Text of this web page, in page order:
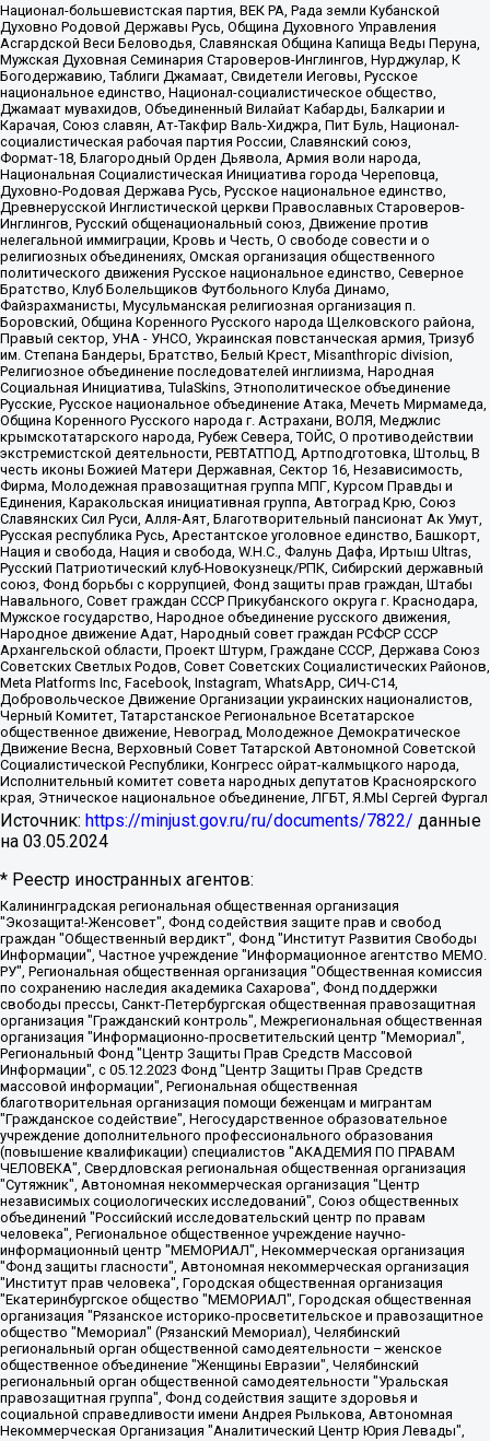
Национал-большевистская партия, ВЕК РА, Рада земли Кубанской
Духовно Родовой Державы Русь, Община Духовного Управления
Асгардской Веси Беловодья, Славянская Община Капища Веды Перуна,
Мужская Духовная Семинария Староверов-Инглингов, Нурджулар, К
Богодержавию, Таблиги Джамаат, Свидетели Иеговы, Русское
национальное единство, Национал-социалистическое общество,
Джамаат мувахидов, Объединенный Вилайат Кабарды, Балкарии и
Карачая, Союз славян, Ат-Такфир Валь-Хиджра, Пит Буль, Национал-
социалистическая рабочая партия России, Славянский союз,
Формат-18, Благородный Орден Дьявола, Армия воли народа,
Национальная Социалистическая Инициатива города Череповца,
Духовно-Родовая Держава Русь, Русское национальное единство,
Древнерусской Инглистической церкви Православных Староверов-
Инглингов, Русский общенациональный союз, Движение против
нелегальной иммиграции, Кровь и Честь, О свободе совести и о
религиозных объединениях, Омская организация общественного
политического движения Русское национальное единство, Северное
Братство, Клуб Болельщиков Футбольного Клуба Динамо,
Файзрахманисты, Мусульманская религиозная организация п.
Боровский, Община Коренного Русского народа Щелковского района,
Правый сектор, УНА - УНСО, Украинская повстанческая армия, Тризуб
им. Степана Бандеры, Братство, Белый Крест, Misanthropic division,
Религиозное объединение последователей инглиизма, Народная
Социальная Инициатива, TulaSkins, Этнополитическое объединение
Русские, Русское национальное объединение Атака, Мечеть Мирмамеда,
Община Коренного Русского народа г. Астрахани, ВОЛЯ, Меджлис
крымскотатарского народа, Рубеж Севера, ТОЙС, О противодействии
экстремистской деятельности, РЕВТАТПОД, Артподготовка, Штольц, В
честь иконы Божией Матери Державная, Сектор 16, Независимость,
Фирма, Молодежная правозащитная группа МПГ, Курсом Правды и
Единения, Каракольская инициативная группа, Автоград Крю, Союз
Славянских Сил Руси, Алля-Аят, Благотворительный пансионат Ак Умут,
Русская республика Русь, Арестантское уголовное единство, Башкорт,
Нация и свобода, Нация и свобода, W.H.С., Фалунь Дафа, Иртыш Ultras,
Русский Патриотический клуб-Новокузнецк/РПК, Сибирский державный
союз, Фонд борьбы с коррупцией, Фонд защиты прав граждан, Штабы
Навального, Совет граждан СССР Прикубанского округа г. Краснодара,
Мужское государство, Народное объединение русского движения,
Народное движение Адат, Народный совет граждан РСФСР СССР
Архангельской области, Проект Штурм, Граждане СССР, Держава Союз
Советских Светлых Родов, Совет Советских Социалистических Районов,
Meta Platforms Inc, Facebook, Instagram, WhatsApp, СИЧ-С14,
Добровольческое Движение Организации украинских националистов,
Черный Комитет, Татарстанское Региональное Всетатарское
общественное движение, Невоград, Молодежное Демократическое
Движение Весна, Верховный Совет Татарской Автономной Советской
Социалистической Республики, Конгресс ойрат-калмыцкого народа,
Исполнительный комитет совета народных депутатов Красноярского
края, Этническое национальное объединение, ЛГБТ, Я.МЫ Сергей Фургал
Источник: https://minjust.gov.ru/ru/documents/7822/ данные
на 03.05.2024
* Реестр иностранных агентов:
Калининградская региональная общественная организация "Экозащита!-Женсовет", Фонд содействия защите прав и свобод граждан "Общественный вердикт", Фонд "Институт Развития Свободы Информации", Частное учреждение "Информационное агентство МЕМО. РУ", Региональная общественная организация "Общественная комиссия по сохранению наследия академика Сахарова", Фонд поддержки свободы прессы, Санкт-Петербургская общественная правозащитная организация "Гражданский контроль", Межрегиональная общественная организация "Информационно-просветительский центр "Мемориал", Региональный Фонд "Центр Защиты Прав Средств Массовой Информации", с 05.12.2023 Фонд "Центр Защиты Прав Средств массовой информации", Региональная общественная благотворительная организация помощи беженцам и мигрантам "Гражданское содействие", Негосударственное образовательное учреждение дополнительного профессионального образования (повышение квалификации) специалистов "АКАДЕМИЯ ПО ПРАВАМ ЧЕЛОВЕКА", Свердловская региональная общественная организация "Сутяжник", Автономная некоммерческая организация "Центр независимых социологических исследований", Союз общественных объединений "Российский исследовательский центр по правам человека", Региональное общественное учреждение научно-информационный центр "МЕМОРИАЛ", Некоммерческая организация "Фонд защиты гласности", Автономная некоммерческая организация "Институт прав человека", Городская общественная организация "Екатеринбургское общество "МЕМОРИАЛ", Городская общественная организация "Рязанское историко-просветительское и правозащитное общество "Мемориал" (Рязанский Мемориал), Челябинский региональный орган общественной самодеятельности – женское общественное объединение "Женщины Евразии", Челябинский региональный орган общественной самодеятельности "Уральская правозащитная группа", Фонд содействия защите здоровья и социальной справедливости имени Андрея Рылькова, Автономная Некоммерческая Организация "Аналитический Центр Юрия Левады", Автономная некоммерческая организация социальной поддержки населения "Проект Апрель", Региональная общественная организация помощи женщинам и детям, находящимся в кризисной ситуации "Информационно-методический центр "Анна", Фонд содействия развитию массовых коммуникаций и правовому просвещению "Так-так-Так", Фонд содействия устойчивому развитию "Серебряная тайга", Свердловский региональный общественный фонд социальных проектов "Новое время", "Idel.Реалии", Кавказ.Реалии, Крым.Реалии, Телеканал Настоящее Время, Татаро-башкирская служба Радио Свобода (Azatliq Radiosi), Радио Свободная Европа/Радио Свобода (PCE/PC), "Сибирь.Реалии", "Фактограф", Благотворительный фонд помощи осужденным и их семьям, Автономная некоммерческая организация "Институт глобализации и социальных движений", Фонд "В защиту прав заключенных", Частное учреждение "Центр поддержки и содействия развитию средств массовой информации", Пензенский региональный общественный благотворительный фонд "Гражданский союз", "Север.Реалии", Некоммерческая организация Фонд "Правовая инициатива", Общество с ограниченной ответственностью "Радио Свободная Европа/Радио Свобода", Чешское информационное агентство "MEDIUM-ORIENT", Красноярская региональная общественная организация "Мы против СПИДа", Камалягин Денис Николаевич, Маркелов Сергей Евгеньевич, Пономарев Лев Александрович, Савицкая Людмила Алексеевна, Автономная некоммерческая организация "Центр по работе с проблемой насилия "НАСИЛИЮ.НЕТ", Межрегиональный профессиональный союз работников здравоохранения "Альянс врачей", Юридическое лицо, зарегистрированное в Латвийской Республике, SIA "Medusa Project" (регистрационный номер 40103797863, дата регистрации 10.06.2014), Некоммерческая организация "Фонд по борьбе с коррупцией", Автономная некоммерческая организация "Институт права и публичной политики", Баданин Роман Сергеевич, Гликин Максим Александрович, Железнова Мария Михайловна, Лукьянова Юлия Сергеевна, Маетная Елизавета Витальевна, Маняхин Петр Борисович, Чуракова Ольга Владимировна, Ярош Юлия Петровна, Юридическое лицо "The Insider SIA", зарегистрированное в Риге, Латвийская Республика (дата регистрации 26.06.2015), являющееся администратором доменного имени интернет-издания "The Insider SIA", https://theins.ru, Постернак Алексей Евгеньевич, Рубин Михаил Аркадьевич, Анин Роман Александрович, Юридическое лицо Istories fonds, зарегистрированное в Латвийской Республике (регистрационный номер 50008295751, дата регистрации 24.02.2020), Великовский Дмитрий Александрович, Долинина Ирина Николаевна, Мароховская Алеся Алексеевна, Шлейнов Роман Юрьевич, Шмагун Олеся Валентиновна, Общество с ограниченной ответственностью "Альтаир 2021", Общество с ограниченной ответственностью "Вега 2021", Общество с ограниченной ответственностью "Главный редактор 2021", Общество с ограниченной ответственностью "Ромашки монолит", Важенков Артем Валерьевич, Ивановская областная общественная организация "Центр гендерных исследований", Гурман Юрий Альбертович, Медиапроект "ОВД-Инфо", Егоров Владимир Владимирович, Жилинский Владимир Александрович, Общество с ограниченной ответственностью "ЗП", Иванова София Юрьевна, Карезина Инна Павловна, Кильтау Екатерина Викторовна, Петров Алексей Викторович, Пискунов Сергей Евгеньевич, Смирнов Сергей Сергеевич, Тихонов Михаил Сергеевич, Общество с ограниченной ответственностью "ЖУРНАЛИСТ-ИНОСТРАННЫЙ АГЕНТ", Арапова Галина Юрьевна, Вольтская Татьяна Анатольевна, Американская компания "Mason G.E.S. Anonymous Foundation" (США), являющаяся владельцем интернет-издания https://mnews.world/, Компания "Stichting Bellingcat", зарегистрированная в Нидерландах (дата регистрации 11.07.2018), Захаров Андрей Вячеславович, Клепиковская Екатерина Дмитриевна, Общество с ограниченной ответственностью "МЕМО", Перл Роман Александрович, Симонов Евгений Алексеевич, Соловьева Елена Анатольевна, Сотников Даниил Владимирович, Сурначева Елизавета Дмитриевна, Автономная некоммерческая организация по защите прав человека и информированию населения "Якутия – Наше Мнение", Общество с ограниченной ответственностью "Москоу диджитал медиа", с 26.01.2023 Общество с ограниченной ответственностью "Чайка Белые сады", Ветошкина Валерия Валерьевна, Заговора Максим Александрович, Межрегиональное общественное движение "Российская ЛГБТ - сеть", Оленичев Максим Владимирович, Павлов Иван Юрьевич, Скворцова Елена Сергеевна, Общество с ограниченной ответственностью "Как бы инагент", Кочетков Игорь Викторович, Общество с ограниченной ответственностью "Честные выборы", Еланчик Олег Александрович, Общество с ограниченной ответственностью "Нобелевский призыв", Гималова Регина Эмилевна, Григорьев Андрей Валерьевич, Григорьева Алина Александровна, Ассоциация по содействию защите прав призывников, альтернативнослужащих и военнослужащих "Правозащитная группа "Гражданин.Армия.Право", Хисамова Регина Фаритовна, Автономная некоммерческая организация по реализации социально-правовых программ "Лилит", Дальневосточное общественное движение "Маяк", Санкт-Петербургская ЛГБТ-инициативная группа "Выход", Инициативная группа ЛГБТ+ "Реверс", Алексеев Андрей Викторович, Бекбулатова Таисия Львовна, Беляев Иван Михайлович, Владыкина Елена Сергеевна, Гельман Марат Александрович, Никульшина Вероника Юрьевна, Толоконникова Надежда Андреевна, Шендерович Виктор Анатольевич, Общество с ограниченной ответственностью "Данное сообщение", Общество с ограниченной ответственностью Издательский дом "Новая глава", Айнбиндер Александра Александровна, Московский комьюнити-центр для ЛГБТ+инициатив, Благотворительный фонд развития филантропии, Deutsche Welle (Германия, Kurt-Schumacher-Strasse 3, 53113 Bonn), Борзунова Мария Михайловна, Воробьев Виктор Викторович, Голубева Анна Львовна, Константинова Алла Михайловна, Малкова Ирина Владимировна, Мурадов Мурад Абдулгалимович, Осетинская Елизавета Николаевна, Понасенков Евгений Николаевич, Ганапольский Матвей Юрьевич, Киселев Евгений Алексеевич, Борухович Ирина Григорьевна, Дремин Иван Тимофеевич, Дубровский Дмитрий Викторович, Красноярская региональная общественная организация поддержки и развития альтернативных образовательных технологий и межкультурных коммуникаций "ИНТЕРРА", Маяковская Екатерина Алексеевна, Фейгин Марк Захарович, Филимонов Андрей Викторович, Дзугкоева Регина Николаевна, Доброхотов Роман Александрович, Дудь Юрий Александрович, Елкин Сергей Владимирович, Кругликов Кирилл Игоревич, Сабунаева Мария Леонидовна, Семенов Алексей Владимирович, Шаинян Карен Багратович, Шульман Екатерина Михайловна, Асафьев Артур Валерьевич, Вахштайн Виктор Семенович, Венедиктов Алексей Алексеевич, Лушникова Екатерина Евгеньевна, Волков Леонид Михайлович, Невзоров Александр Глебович, Пархоменко Сергей Борисович, Сироткин Ярослав Николаевич, Кара-Мурза Владимир Владимирович, Баранова Наталья Владимировна, Гозман Леонид Яковлевич, Кагарлицкий Борис Юльевич, Климарев Михаил Валерьевич, Милов Владимир Станиславович, Автономная некоммерческая организация Краснодарский центр современного искусства "Типография", Моргенштерн Алишер Тагирович, Соболь Любовь Эдуардовна, Общество с ограниченной ответственностью "ЛИЗА НОРМ", Каспаров Гарри Кимович, Ходорковский Михаил Борисович, Общество с ограниченной ответственностью "Апрельские тезисы", Данилович Ирина Брониславовна, Кашин Олег Владимирович, Петров Николай Владимирович, Пивоваров Алексей Владимирович, Соколов Михаил Владимирович, Цветкова Юлия Владимировна, Чичваркин Евгений Александрович, Комитет против пыток/Команда против пыток, Общество с ограниченной ответственностью "Первый научный", Общество с ограниченной ответственностью "Вертолет и ко", Белоцерковская Вероника Борисовна, Кац Максим Евгеньевич, Лазарева Татьяна Юрьевна, Шаведдинов Руслан Табризович, Яшин Илья Валерьевич, Общество с ограниченной ответственностью "Иноагент ААВ", Алешковский Дмитрий Петрович, Альбац Евгения Марковна, Быков Дмитрий Львович, Галямина Юлия Евгеньевна, Лойко Сергей Леонидович, Мартынов Кирилл Константинович, Медведев Сергей Александрович, Крашенинников Федор Геннадиевич, Гордеева Катерина Вл